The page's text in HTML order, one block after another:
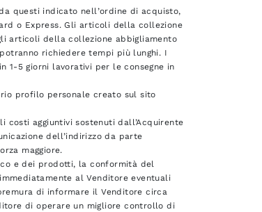
questi indicato nell’ordine di acquisto,
o Express. Gli articoli della collezione
articoli della collezione abbigliamento
richiedere tempi più lunghi. I
1-5 giorni lavorativi per le consegne in
profilo personale creato sul sito
costi aggiuntivi sostenuti dall’Acquirente
dell’indirizzo da parte
maggiore.
e dei prodotti, la conformità del
al Venditore eventuali
di informare il Venditore circa
di operare un migliore controllo di